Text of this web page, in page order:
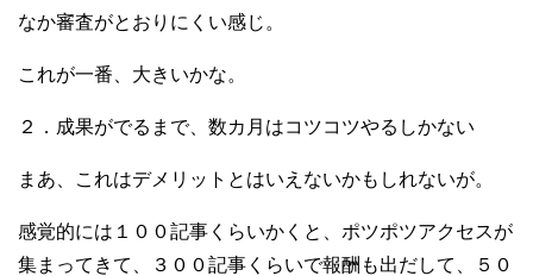
なか審査がとおりにくい感じ。
これが一番、大きいかな。
２．成果がでるまで、数カ月はコツコツやるしかない
まあ、これはデメリットとはいえないかもしれないが。
感覚的には１００記事くらいかくと、ポツポツアクセスが
集まってきて、３００記事くらいで報酬も出だして、５０